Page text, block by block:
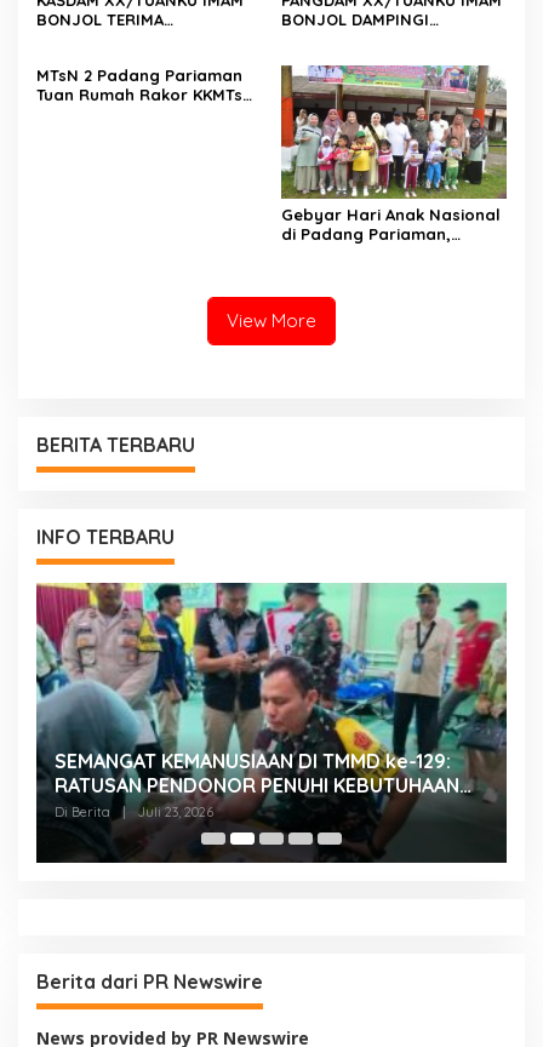
BONJOL TERIMA
GUSMAN, S.E., M.B.A., DI
MAKODAM
BONJOL DAMPINGI
SJAHRIR
MTsN 2 Padang Pariaman
Tuan Rumah Rakor KKMTs
Gebyar Hari Anak Nasional
di Padang Pariaman,
Layanan PAUD Berkualitas
untuk Semua Anak
View More
BERITA TERBARU
INFO TERBARU
SEMANGAT KEMANUSIAAN DI TMMD ke-129:
RATUSAN PENDONOR PENUHI KEBUTUHAAN
STOK DARAH
Di Berita | Juli 23, 2026
Berita dari PR Newswire
News provided by PR Newswire